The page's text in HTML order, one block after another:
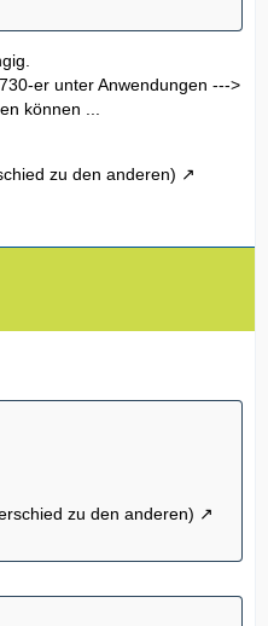
er unter Anwendungen --->
können ...
zu den anderen)
zu den anderen)